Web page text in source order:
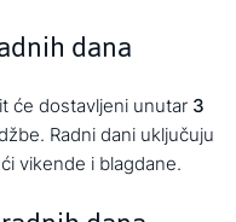
dana
će dostavljeni unutar 3
Radni dani uključuju
vikende i blagdane.